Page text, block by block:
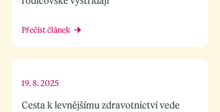
Přečíst článek
Cesta k levnějšímu zdravotnictví vede
19. 8. 2025